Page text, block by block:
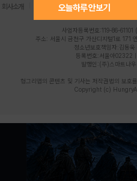
오늘하루 안보기
회사소개 | 개인정보 처리방침
사업자등록번호:119-86-
주소: 서울시 금천구 가산디지털1로
청소년보호책임자:김동욱
등록번호:서울아02322
발행인:(주)스마트나
헝그리앱의 콘텐츠 및 기사는 저작권법의 보호
Copyright (c)